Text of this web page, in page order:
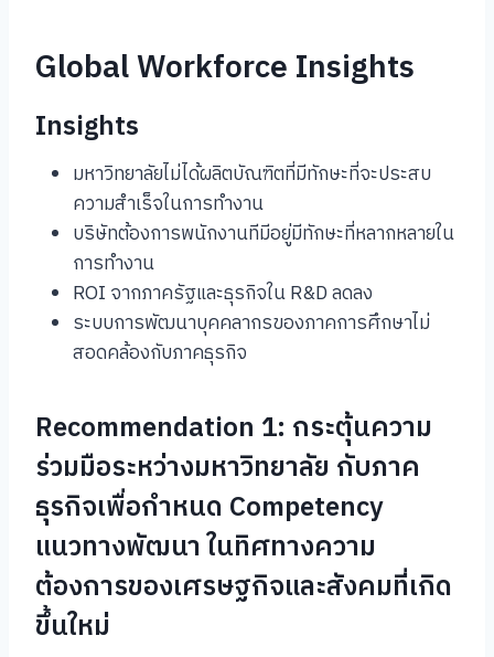
Global Workforce Insights
Insights
มหาวิทยาลัยไม่ได้ผลิตบัณฑิตที่มีทักษะที่จะประสบ
ความสำเร็จในการทำงาน
บริษัทต้องการพนักงานทีมีอยู่มีทักษะที่หลากหลายใน
การทำงาน
ROI จากภาครัฐและธุรกิจใน R&D ลดลง
ระบบการพัฒนาบุคคลากรของภาคการศึกษาไม่
สอดคล้องกับภาคธุรกิจ
Recommendation 1: กระตุ้นความ
ร่วมมือระหว่างมหาวิทยาลัย กับภาค
ธุรกิจเพื่อกำหนด Competency
แนวทางพัฒนา ในทิศทางความ
ต้องการของเศรษฐกิจและสังคมที่เกิด
ขึ้นใหม่